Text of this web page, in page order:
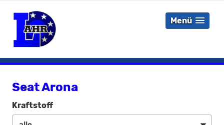
Menü
Seat Arona
Kraftstoff